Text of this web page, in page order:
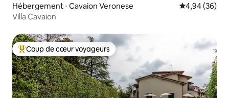
Hébergement ⋅ Cavaion Veronese Évaluation
4,94 (36)
Villa Cavaion
Coups de cœur voyageurs les plus appréciés
Coup de cœur voyageurs